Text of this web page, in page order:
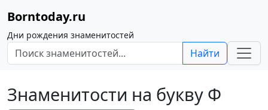
Borntoday.ru
Дни рождения знаменитостей
Найти
Знаменитости на букву Ф